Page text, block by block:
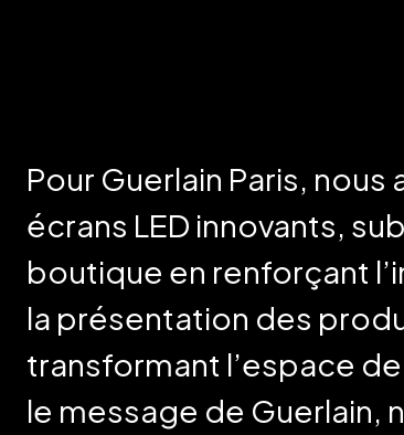
Pour Guerlain Paris, nous
écrans LED innovants,
boutique en renforçant
la présentation des
transformant l’espace
le message de Guerlain,